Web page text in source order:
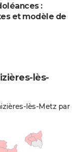
:
et modèle de
lès-
lès-Metz par